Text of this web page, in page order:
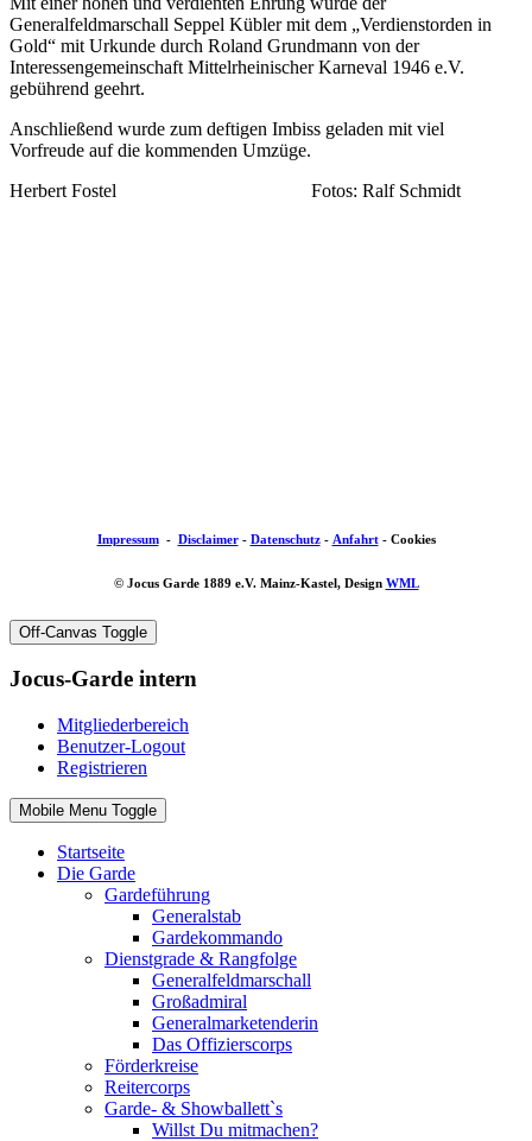
Generalfeldmarschall Seppel Kübler mit dem „Verdienstorden in
Gold“ mit Urkunde durch Roland Grundmann von der
Interessengemeinschaft Mittelrheinischer Karneval 1946 e.V.
gebührend geehrt.
Anschließend wurde zum deftigen Imbiss geladen mit viel
Vorfreude auf die kommenden Umzüge.
Herbert Fostel Fotos: Ralf Schmidt
Impressum- Disclaimer- Datenschutz- Anfahrt- Cookies
© Jocus Garde 1889 e.V. Mainz-Kastel, Design WML
Off-Canvas Toggle
Jocus-Garde intern
Mitgliederbereich
Benutzer-Logout
Registrieren
Mobile Menu Toggle
Startseite
Die Garde
Gardeführung
Generalstab
Gardekommando
Dienstgrade & Rangfolge
Generalfeldmarschall
Großadmiral
Generalmarketenderin
Das Offizierscorps
Förderkreise
Reitercorps
Garde- & Showballett`s
Willst Du mitmachen?